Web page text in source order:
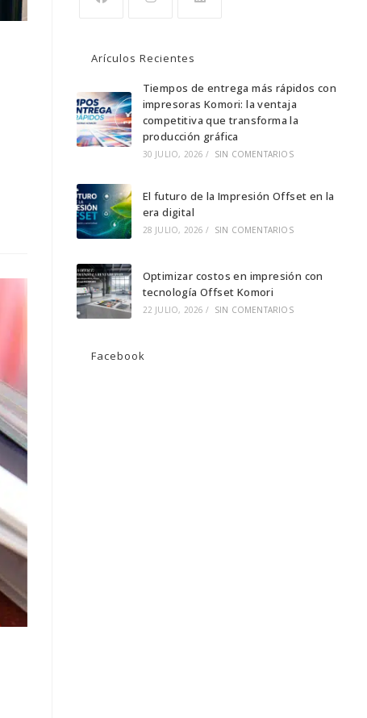
una
nueva
pestaña
una
nueva
pestaña
una
nueva
pestaña
Arículos Recientes
Tiempos de entrega más rápidos con
impresoras Komori: la ventaja
competitiva que transforma la
producción gráfica
30 JULIO, 2026 / SIN COMENTARIOS
El futuro de la Impresión Offset en la
era digital
28 JULIO, 2026 / SIN COMENTARIOS
Optimizar costos en impresión con
tecnología Offset Komori
22 JULIO, 2026 / SIN COMENTARIOS
Facebook